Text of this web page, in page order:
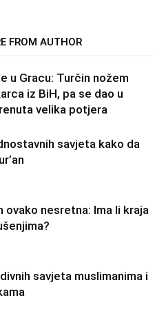
FROM AUTHOR
u Gracu: Turčin nožem
iz BiH, pa se dao u
velika potjera
savjeta kako da
ovako nesretna: Ima li kraja
savjeta muslimanima i